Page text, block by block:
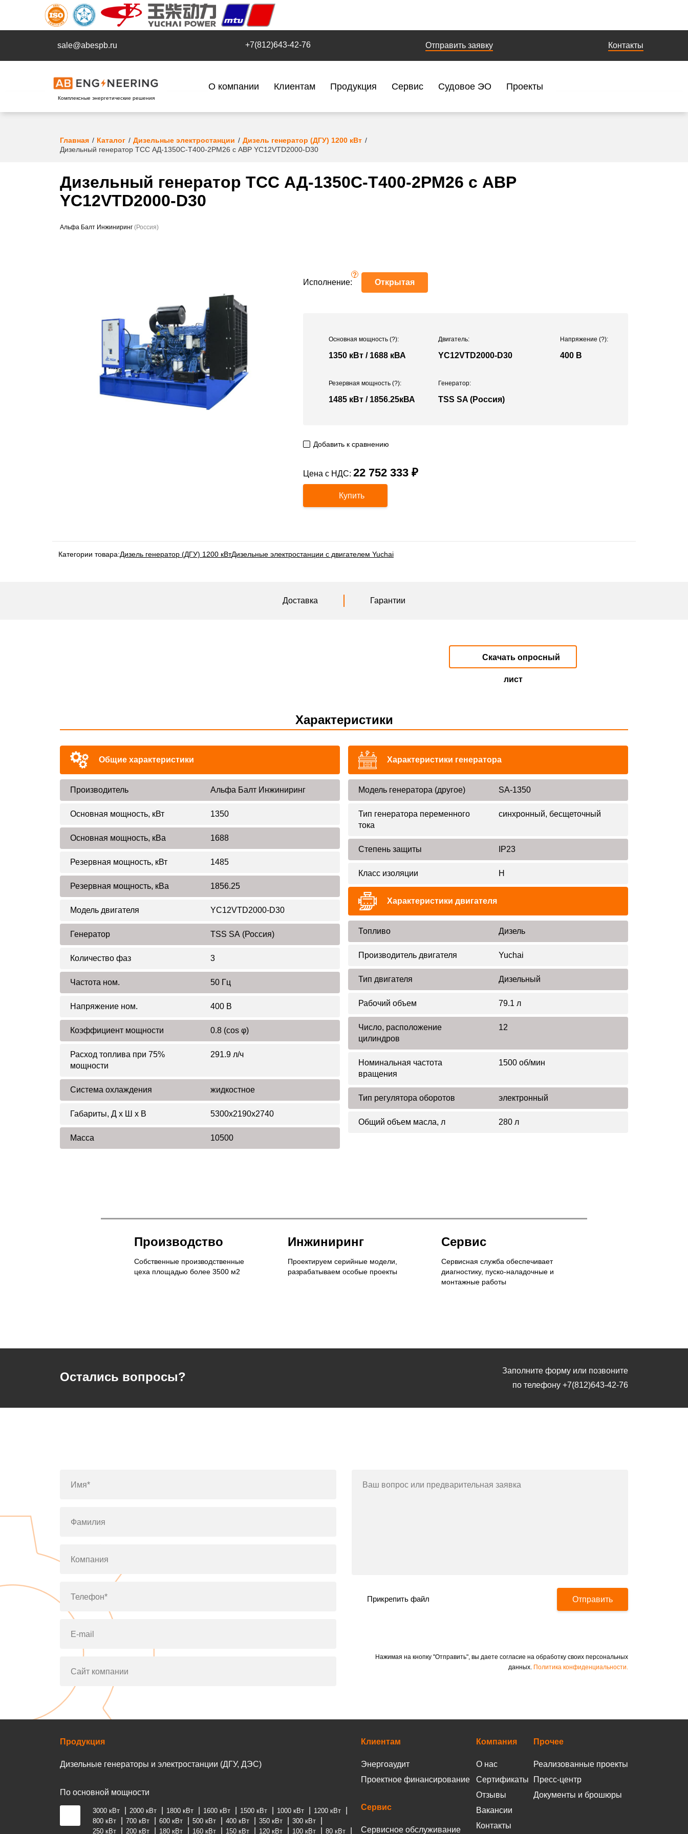
sale@abespb.ru +7(812)643-42-76 Отправить заявку Контакты
Комплексные энергетические решения
О компании Клиентам Продукция Сервис Судовое ЭО Проекты
Главная Каталог Дизельные электростанции
Дизель генератор (ДГУ) 1200 кВт
Дизельный генератор ТСС АД-1350С-Т400-2РМ26 с АВР YC12VTD2000-D30
Дизельный генератор ТСС АД-1350С-Т400-2РМ26 с АВР
YC12VTD2000-D30
Альфа Балт Инжиниринг (Россия)
Исполнение:
?
Открытая
Основная мощность (?):
1350 кВт / 1688 кВА
Двигатель:
YC12VTD2000-D30
Напряжение(?):
400 В
Резервная мощность (?):
1485 кВт / 1856.25кВА
Генератор:
TSS SA (Россия)
Добавить к сравнению
Цена с НДС: 22 752 333 ₽
Купить
Категории товара:Дизель генератор (ДГУ) 1200 кВтДизельные электростанции с двигателем Yuchai
Доставка Гарантии
Скачать опросный
лист
Характеристики
Общие характеристики
Производитель Альфа Балт Инжиниринг
Основная мощность, кВт 1350
Основная мощность, кВа 1688
Резервная мощность, кВт 1485
Резервная мощность, кВа 1856.25
Модель двигателя YC12VTD2000-D30
Генератор TSS SA (Россия)
Количество фаз 3
Частота ном. 50 Гц
Напряжение ном. 400 В
Коэффициент мощности 0.8 (cos φ)
Расход топлива при 75%
мощности
291.9 л/ч
Система охлаждения жидкостное
Габариты, Д x Ш x В 5300x2190x2740
Масса 10500
Характеристики генератора
Модель генератора (другое) SA-1350
Тип генератора переменного
тока
синхронный, бесщеточный
Степень защиты IP23
Класс изоляции H
Характеристики двигателя
Топливо Дизель
Производитель двигателя Yuchai
Тип двигателя Дизельный
Рабочий объем 79.1 л
Число, расположение
цилиндров
12
Номинальная частота
вращения
1500 об/мин
Тип регулятора оборотов электронный
Общий объем масла, л 280 л
Производство
Собственные производственные
цеха площадью более 3500 м2
Инжиниринг
Проектируем серийные модели,
разрабатываем особые проекты
Сервис
Сервисная служба обеспечивает
диагностику, пуско-наладочные и
монтажные работы
Остались вопросы?
Заполните форму или позвоните
по телефону +7(812)643-42-76
Имя*
Фамилия
Компания
Телефон*
E-mail
Сайт компании
Ваш вопрос или предварительная заявка
Прикрепить файл Отправить
Нажимая на кнопку "Отправить", вы даете согласие на обработку своих персональных
данных. Политика конфиденциальности.
Продукция
Дизельные генераторы и электростанции (ДГУ, ДЭС)
По основной мощности
3000 кВт 2000 кВт 1800 кВт 1600 кВт 1500 кВт 1000 кВт
1200 кВт
800 кВт
700 кВт 600 кВт 500 кВт 400 кВт 350 кВт
300 кВт
250 кВт
200 кВт 180 кВт 160 кВт 150 кВт 120 кВт 100 кВт 80 кВт
Клиентам
Энергоаудит
Проектное финансирование
Сервис
Сервисное обслуживание
Компания
О нас
Сертификаты
Отзывы
Вакансии
Контакты
Прочее
Реализованные проекты
Пресс-центр
Документы и брошюры